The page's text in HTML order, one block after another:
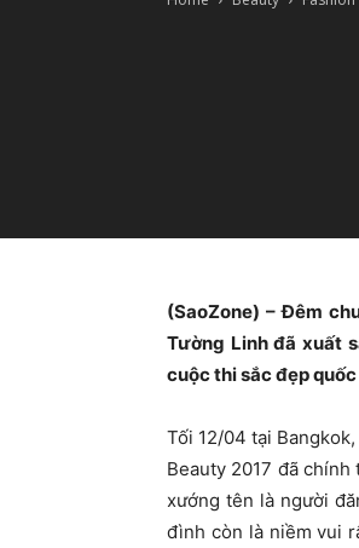
(SaoZone) – Đêm
Tường Linh đã xuất
cuộc thi sắc đẹp
Tối 12/04 tại
Beauty 2017 đã
xướng tên là người
đình còn là niềm vui